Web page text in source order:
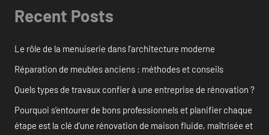
Recent Posts
Le rôle de la menuiserie dans l’architecture moderne
Réparation de meubles anciens : méthodes et conseils
Quels types de travaux confier à une entreprise de rénovation ?
Pourquoi s’entourer de bons professionnels et planifier chaque
étape est la clé d’une rénovation de maison fluide, maîtrisée et